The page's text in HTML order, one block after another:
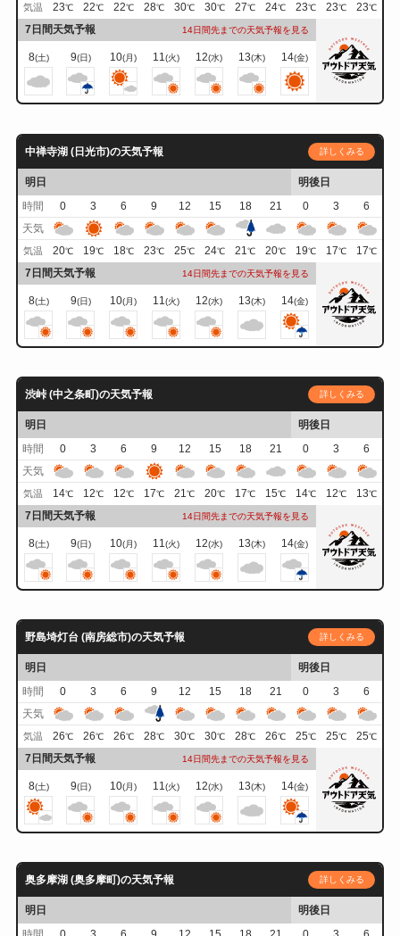
気温 23℃ 22℃ 22℃ 28℃ 30℃ 30℃ 27℃ 24℃ 23℃ 23℃ 23℃
7日間天気予報 14日間先までの天気予報を見る
8(土) 9(日) 10(月) 11(火) 12(水) 13(木) 14(金)
中禅寺湖 (日光市)の天気予報 詳しくみる
明日
明後日
時間
0 3 6 9 12 15 18 21 0 3
6
天気
気温 20℃ 19℃ 18℃ 23℃ 25℃ 24℃ 21℃ 20℃ 19℃ 17℃ 17℃
7日間天気予報 14日間先までの天気予報を見る
8(土) 9(日) 10(月) 11 (火) 12(水) 13(木) 14(金)
渋峠 (中之条町)の天気予報 詳しくみる
明日
明後日
時間
0 3 6 9 12 15 18 21 0 3
6
天気
気温 14℃ 12℃ 12℃ 17℃ 21℃ 20℃ 17℃ 15℃ 14℃ 12℃ 13℃
7日間天気予報 14日間先までの天気予報を見る
8(土) 9(日) 10(月) 11 (火) 12(水) 13(木) 14(金)
野島埼灯台 (南房総市)の天気予報 詳しくみる
明日
明後日
時間
0 3 6 9 12 15 18 21 0 3
6
天気
気温 26℃ 26℃ 26℃ 28℃ 30℃ 30℃ 28℃ 26℃ 25℃ 25℃ 25℃
7日間天気予報 14日間先までの天気予報を見る
8(土) 9(日) 10(月) 11(火) 12(水) 13(木) 14(金)
奥多摩湖 (奥多摩町)の天気予報 詳しくみる
明日
明後日